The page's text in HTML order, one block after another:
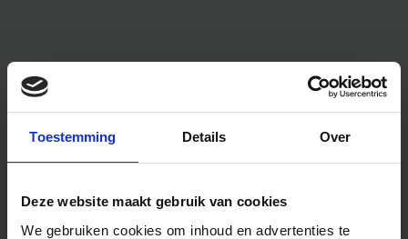
Toestemming Details Over
Deze website maakt gebruik van cookies
We gebruiken cookies om inhoud en advertenties te